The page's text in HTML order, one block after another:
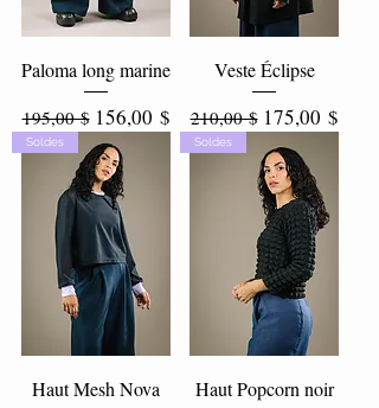
Paloma long marine
Prix original
195,00 $ Prix promotionnel
156,00 $
Veste Éclipse
Prix original
210,00 $ Prix
175,00 $
Soldes
Haut Mesh Nova
Soldes
Haut Popcorn noir